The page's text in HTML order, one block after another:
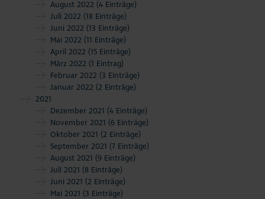
August 2022 (4 Einträge)
Juli 2022 (18 Einträge)
Juni 2022 (13 Einträge)
Mai 2022 (11 Einträge)
April 2022 (15 Einträge)
März 2022 (1 Eintrag)
Februar 2022 (3 Einträge)
Januar 2022 (2 Einträge)
2021
Dezember 2021 (4 Einträge)
November 2021 (6 Einträge)
Oktober 2021 (2 Einträge)
September 2021 (7 Einträge)
August 2021 (9 Einträge)
Juli 2021 (8 Einträge)
Juni 2021 (2 Einträge)
Mai 2021 (3 Einträge)